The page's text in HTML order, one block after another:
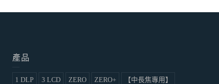
產品
1 DLP 3 LCD ZERO ZERO+ 【中長焦專用】